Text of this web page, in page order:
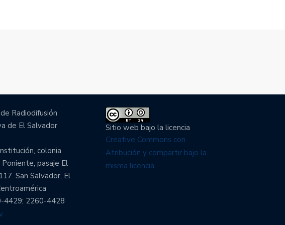
Radiodifusión
de El Salvador
colonia
pasaje El
San Salvador, El
4429; 2260-4428
Sitio web bajo la licencia
Creative Commons con
Atribución y compartir bajo la
misma licencia.